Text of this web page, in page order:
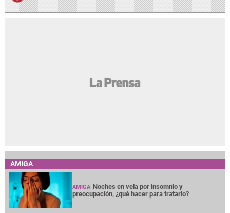
AMIGA
AMIGA Noches en vela por insomnio y
preocupación, ¿qué hacer para tratarlo?